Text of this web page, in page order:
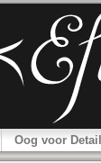
Oog voor Detail